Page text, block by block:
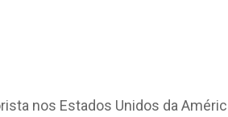
nos Estados Unidos da